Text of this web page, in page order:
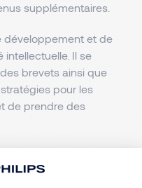
supplémentaires.
développement et de
intellectuelle. Il se
brevets ainsi que
pour les
de prendre des
avoirs de l’entreprise